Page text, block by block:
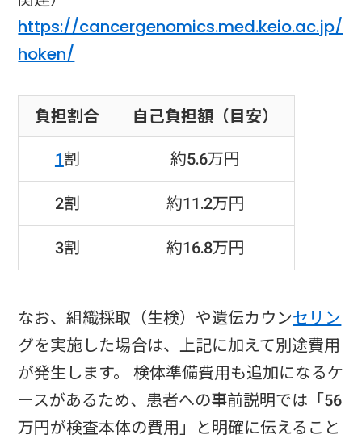
https://cancergenomics.med.keio.ac.jp/
hoken/
負担割合
自己負担額（目安）
1割
約5.6万円
2割
約11.2万円
3割
約16.8万円
なお、組織採取（生検）や遺伝カウンセリン
グを実施した場合は、上記に加えて別途費用
が発生します。 検体準備費用も追加になるケ
ースがあるため、患者への事前説明では「56
万円が検査本体の費用」と明確に伝えること